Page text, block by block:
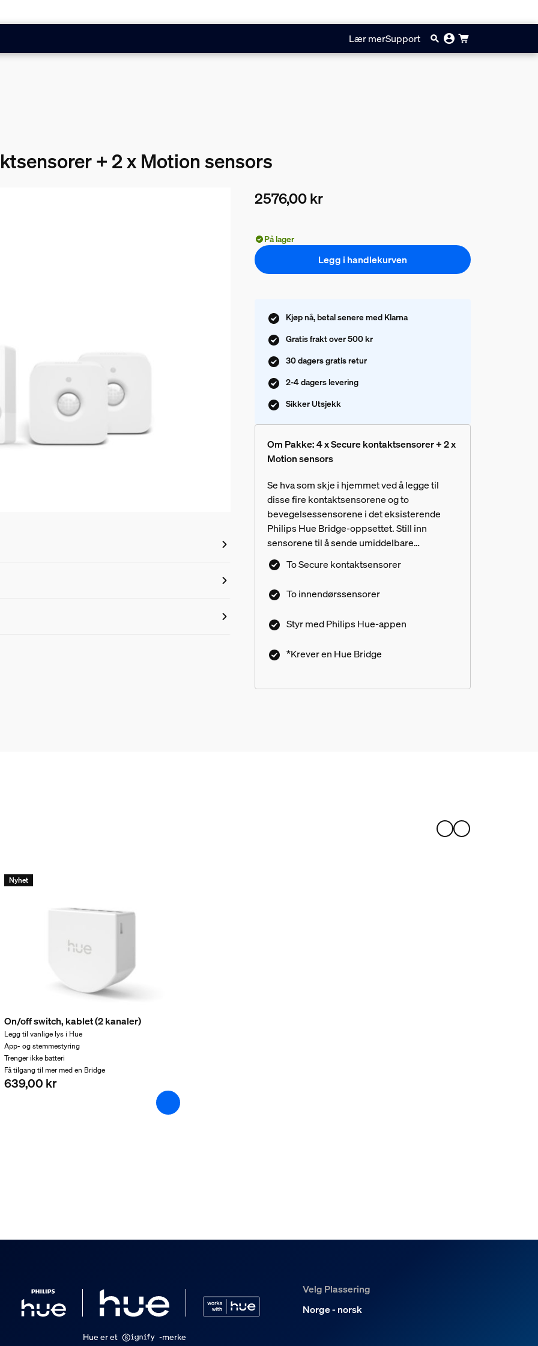
Lær merSupport
+ 2 x Motion sensors
2576,00 kr
På lager
Legg i handlekurven
Kjøp nå, betal senere med Klarna
Gratis frakt over 500 kr
30 dagers gratis retur
2-4 dagers levering
Sikker Utsjekk
Om Pakke: 4 x Secure kontaktsensorer + 2 x
Motion sensors
Se hva som skje i hjemmet ved å legge til
disse fire kontaktsensorene og to
bevegelsessensorene i det eksisterende
Philips Hue Bridge-oppsettet. Still inn
sensorene til å sende umiddelbare
bevegelsesvarsler til mobilenheten din - og
iverksett tiltak fra sikkerhetssenteret i
To Secure kontaktsensorer
To innendørssensorer
Styr med Philips Hue-appen
*Krever en Hue Bridge
Nyhet
On/off switch, kablet (2 kanaler)
Legg til vanlige lys i Hue
App- og stemmestyring
Trenger ikke batteri
Få tilgang til mer med en Bridge
639,00 kr
Velg Plassering
Norge - norsk
Hue er et -merke